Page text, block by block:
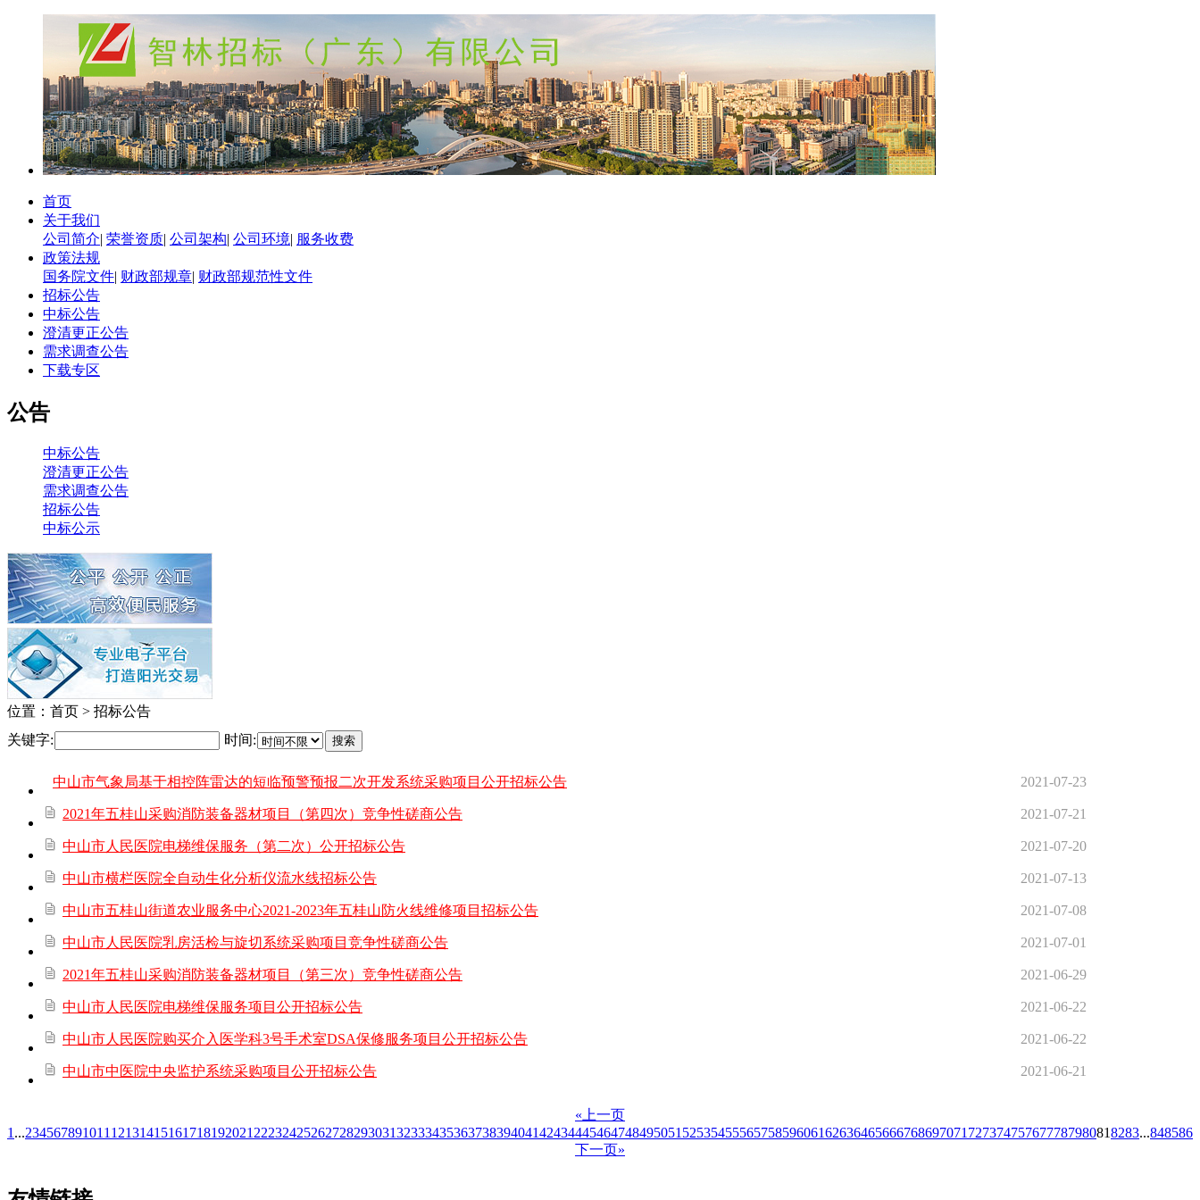
首页
关于我们
公司简介| 荣誉资质| 公司架构| 公司环境| 服务收费
政策法规
国务院文件| 财政部规章| 财政部规范性文件
招标公告
中标公告
澄清更正公告
需求调查公告
下载专区
公告
中标公告
澄清更正公告
需求调查公告
招标公告
中标公示
位置：首页 > 招标公告
关键字:
时间: 搜索
中山市气象局基于相控阵雷达的短临预警预报二次开发系统采购项目公开招标公告 2021-07-23
2021年五桂山采购消防装备器材项目（第四次）竞争性磋商公告 2021-07-21
中山市人民医院电梯维保服务（第二次）公开招标公告 2021-07-20
中山市横栏医院全自动生化分析仪流水线招标公告 2021-07-13
中山市五桂山街道农业服务中心2021-2023年五桂山防火线维修项目招标公告 2021-07-08
中山市人民医院乳房活检与旋切系统采购项目竞争性磋商公告 2021-07-01
2021年五桂山采购消防装备器材项目（第三次）竞争性磋商公告 2021-06-29
中山市人民医院电梯维保服务项目公开招标公告 2021-06-22
中山市人民医院购买介入医学科3号手术室DSA保修服务项目公开招标公告 2021-06-22
中山市中医院中央监护系统采购项目公开招标公告 2021-06-21
«上一页
1 ...234567891011 12131415161718192021 222324252627282930313233343536373839404142434445464748495051 5253545556575859606162636465666768697071 727374757677787980818283...848586
下一页»